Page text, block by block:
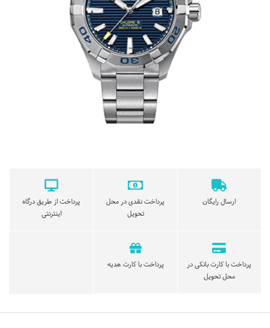
ارسال رایگان
پرداخت نقدی در محل
تحویل
پرداخت از طریق درگاه
اینترنتی
پرداخت با کارت بانکی در
محل تحویل
پرداخت با کارت هدیه